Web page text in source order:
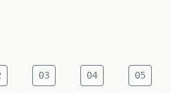
03 04 05